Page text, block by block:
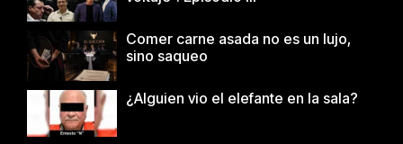
Comer carne asada no es un lujo,
sino saqueo
¿Alguien vio el elefante en la sala?